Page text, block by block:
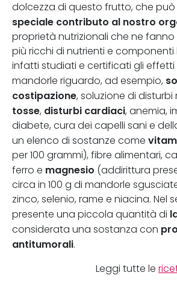
dolcezza di questo frutto, che può
speciale contributo al nostro
proprietà nutrizionali che ne
più ricchi di nutrienti e componenti
infatti studiati e certificati gli effetti
mandorle riguardo, ad esempio,
costipazione, soluzione di disturbi
tosse, disturbi cardiaci, anemia,
diabete, cura dei capelli sani e
un elenco di sostanze come
per 100 grammi), fibre alimentari,
ferro e magnesio (addirittura
circa in 100 g di mandorle
zinco, selenio, rame e niacina. Nel
presente una piccola quantità di
considerata una sostanza con
antitumorali.
Leggi tutte le